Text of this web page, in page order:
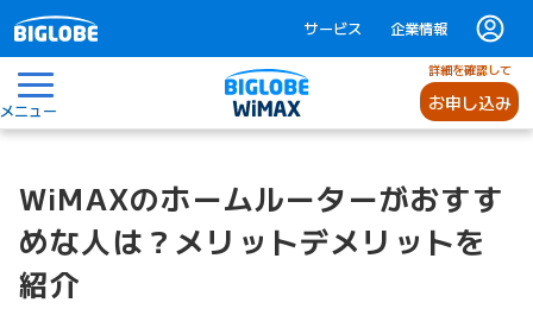
サービス 企業情報
メニュー
詳細を確認して
お申し込み
WiMAXのホームルーターがおすす
めな人は？メリットデメリットを
紹介